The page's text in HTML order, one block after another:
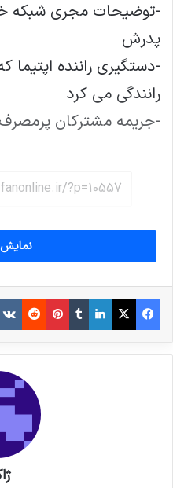
-توضیحات مجری شبکه
پدرش
-دستگیری راننده اپتیما
رانندگی می کرد
-جریمه مشترکان
فیس بوک X لینکدین
‫تامبلر‫پین‌ترست